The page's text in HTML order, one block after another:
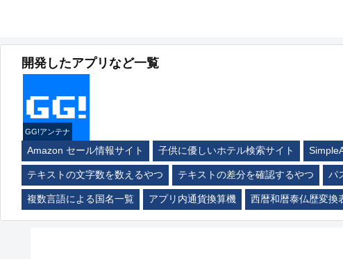
開発したアプリなど一覧
GG!アンテナ
Amazon セール情報サイト 子供に優しいホテル検索サイト
テキストの文字数を数えるやつ テキストの差分を確認するやつ パ
複数言語による国名一覧 アプリ内通貨換算機 西暦和暦泰仏歴変換